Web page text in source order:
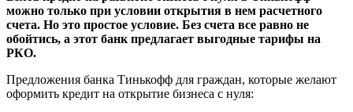
можно только при условии открытия в нем расчетного
счета. Но это простое условие. Без счета все равно не
обойтись, а этот банк предлагает выгодные тарифы на
РКО.
Предложения банка Тинькофф для граждан, которые желают
оформить кредит на открытие бизнеса с нуля: